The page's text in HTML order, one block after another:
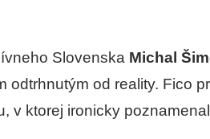
Slovenska Michal
odtrhnutým od reality. Fico
v ktorej ironicky